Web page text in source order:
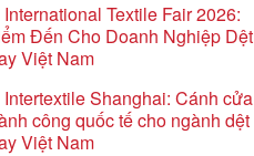
International Textile Fair 2026:
Đến Cho Doanh Nghiệp Dệt
Việt Nam
Intertextile Shanghai: Cánh cửa
công quốc tế cho ngành dệt
Việt Nam